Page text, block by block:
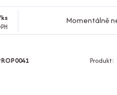
ks
Momentálně
Produkt: